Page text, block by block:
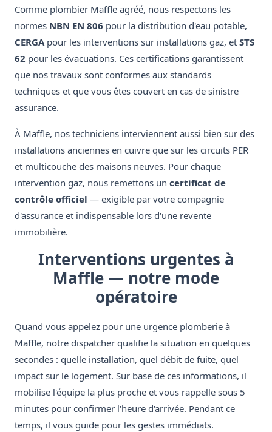
Comme plombier Maffle agréé, nous respectons les
normes NBN EN 806 pour la distribution d'eau potable,
CERGApour les interventions sur installations gaz, et STS
62 pour les évacuations. Ces certifications garantissent
que nos travaux sont conformes aux standards
techniques et que vous êtes couvert en cas de sinistre
assurance.
À Maffle, nos techniciens interviennent aussi bien sur des
installations anciennes en cuivre que sur les circuits PER
et multicouche des maisons neuves. Pour chaque
intervention gaz, nous remettons un certificat de
contrôle officiel — exigible par votre compagnie
d'assurance et indispensable lors d'une revente
immobilière.
Interventions urgentes à
Maffle — notre mode
opératoire
Quand vous appelez pour une urgence plomberie à
Maffle, notre dispatcher qualifie la situation en quelques
secondes : quelle installation, quel débit de fuite, quel
impact sur le logement. Sur base de ces informations, il
mobilise l'équipe la plus proche et vous rappelle sous 5
minutes pour confirmer l'heure d'arrivée. Pendant ce
temps, il vous guide pour les gestes immédiats.